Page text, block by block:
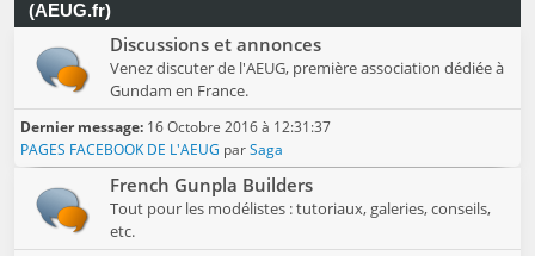
(AEUG.fr)
Discussions et annonces
Venez discuter de l'AEUG, première association dédiée à
Gundam en France.
Dernier message: 16 Octobre 2016 à 12:31:37
PAGES FACEBOOK DE L'AEUG parSaga
French Gunpla Builders
Tout pour les modélistes : tutoriaux, galeries, conseils,
etc.